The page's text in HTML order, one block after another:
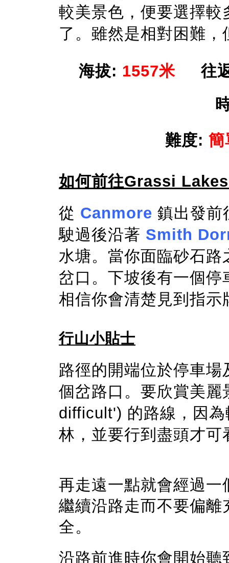
較美景色，便要選擇
了。雖然是相對困難，
海拔: 1557米
往
難度: 簡
如何前往Grassi
從 Canmore 鎮出發前
駛過後沿著 Smith
水塘。當你面臨砂石
岔口。下坡後有一個
相信你會清楚見到指示
行山小貼士
路徑的開端位於停車
個岔路口。要欣賞美
difficult') 的路線，因
林，並要行到盡頭才
再走遠一點就會經過
繼續沿路走而不要偏
全。
沿路前進時你會開始